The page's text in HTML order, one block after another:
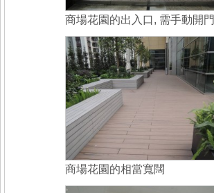
商場花園的出入口, 需手動開門
商場花園的相當寬闊